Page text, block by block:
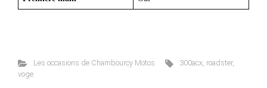
Les occasions de Chambourcy Motos 300acx, roadster,
voge